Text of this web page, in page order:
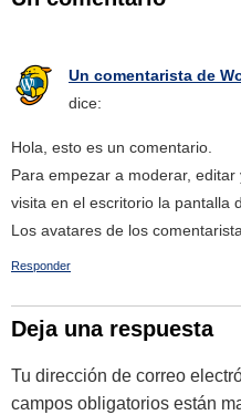
Un comentarista de
dice:
Hola, esto es un comentario.
Para empezar a moderar,
visita en el escritorio la pantalla
Los avatares de los
Responder
Deja una respuesta
Tu dirección de correo
campos obligatorios están